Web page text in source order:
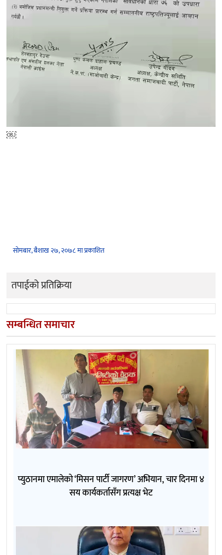
￼
सोमबार, बैशाख २७, २०७८ मा प्रकाशित
तपाईको प्रतिक्रिया
सम्बन्धित समाचार
प्युठानमा एमालेको ‘मिसन पार्टी जागरण’ अभियान, चार दिनमा ४
सय कार्यकर्तासँग प्रत्यक्ष भेट